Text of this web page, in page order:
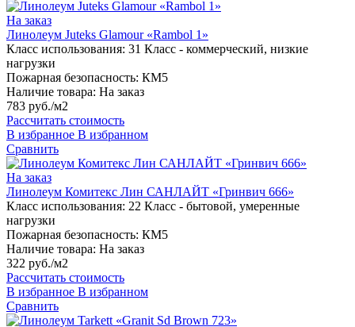
На заказ
Линолеум Juteks Glamour «Rambol 1»
Класс использования: 31 Класс - коммерческий, низкие
нагрузки
Пожарная безопасность: КМ5
Наличие товара: На заказ
783 руб./м2
Рассчитать стоимость
В избранное В избранном
Сравнить
На заказ
Линолеум Комитекс Лин САНЛАЙТ «Гринвич 666»
Класс использования: 22 Класс - бытовой, умеренные
нагрузки
Пожарная безопасность: КМ5
Наличие товара: На заказ
322 руб./м2
Рассчитать стоимость
В избранное В избранном
Сравнить